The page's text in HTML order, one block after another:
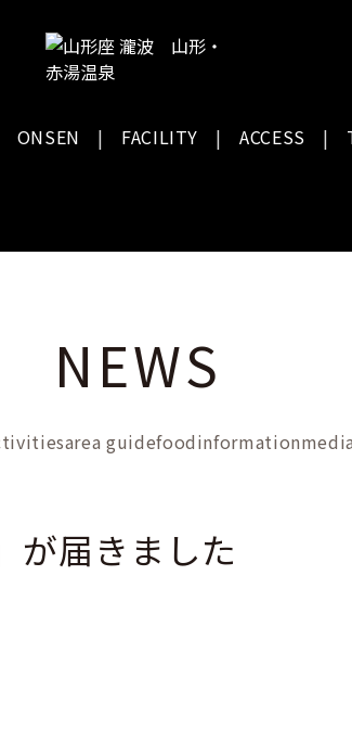
ONSEN FACILITY ACCESS
NEWS
area guidefoodinformationmedia
が届きました